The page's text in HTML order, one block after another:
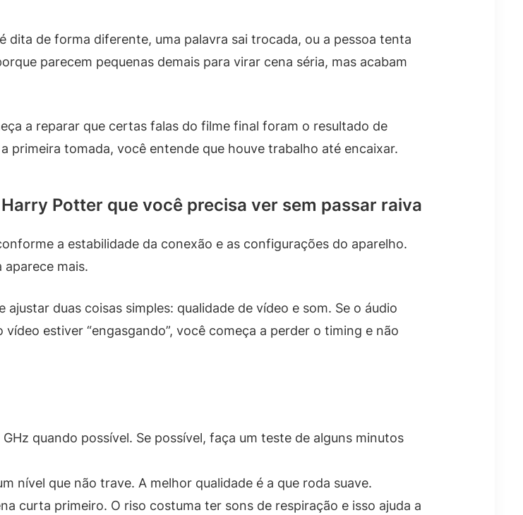
dita de forma diferente, uma palavra sai trocada, ou a pessoa tenta
parecem pequenas demais para virar cena séria, mas acabam
a reparar que certas falas do filme final foram o resultado de
primeira tomada, você entende que houve trabalho até encaixar.
Potter que você precisa ver sem passar raiva
a estabilidade da conexão e as configurações do aparelho.
mais.
duas coisas simples: qualidade de vídeo e som. Se o áudio
estiver “engasgando”, você começa a perder o timing e não
quando possível. Se possível, faça um teste de alguns minutos
nível que não trave. A melhor qualidade é a que roda suave.
curta primeiro. O riso costuma ter sons de respiração e isso ajuda a